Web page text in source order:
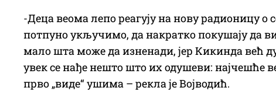
-Деца веома лепо реагују на нову радионицу
потпуно укључимо, да накратко покушају да
мало шта може да изненади, јер Кикинда већ
увек се нађе нешто што их одушеви: најчешће
прво „виде“ ушима – рекла је Војводић.